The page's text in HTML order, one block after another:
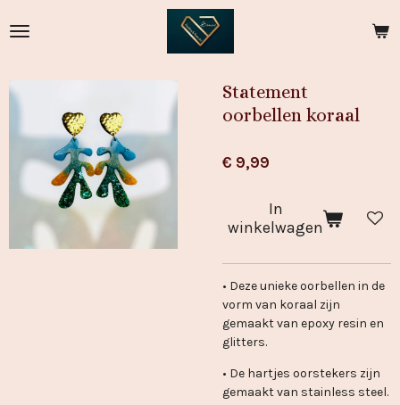
direct
hoofdinhoud
Statement
oorbellen koraal
€ 9,99
In
winkelwagen
• Deze unieke oorbellen in de
vorm van koraal zijn
gemaakt van epoxy resin en
glitters.
• De hartjes oorstekers zijn
gemaakt van stainless steel.